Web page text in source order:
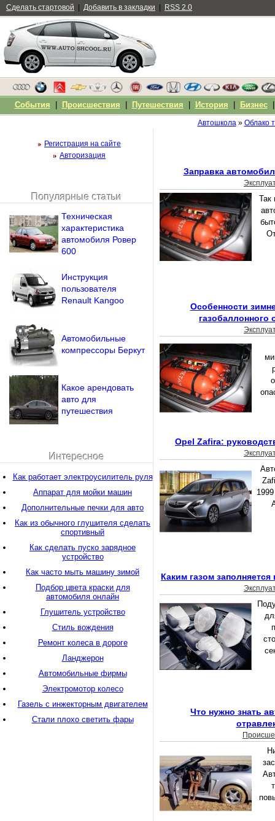
Автошкола» Облако
Заправка
Так
Особенности
газобаллонного
Opel Zafira:
Каким газом
Что нужно знать
Регистрация на сайте
Авторизация
Напомнить пароль?
Популярные статьи
Техническая
характеристика
автомобиля Ровер
600
Инструкция
пользователя
Renault Kangoo
Автомобильные
компрессоры Беркут
Какое арендовать
авто для
путешествия
Интересное
Как работает электроусилитель руля
Аппарат для мойки машин
Дополнительные печки для авто
Как из обычного глушителя сделать
спортивный
Как сделать пуско зарядное
устройство
Как часто мыть машину зимой
Подбор цвета краски для
автомобиля онлайн
Глушитель устройство
Стиль вождения
Ремонт колеса в дороге
Ланджерон
Автомобильные фирмы
Электромотор колесо
Газель с инжекторным двигателем
Стали плохо светить фары
Сделать стартовой Добавить в закладки RSS 2.0
События Происшествия Путешествия История Бизнес